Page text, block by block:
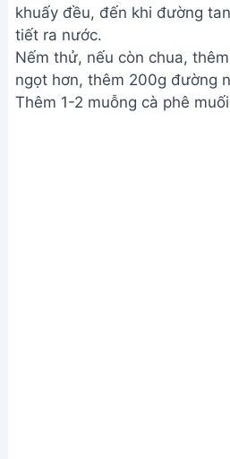
khuấy đều, đến khi đường
tiết ra nước.
Nếm thử, nếu còn chua,
ngọt hơn, thêm 200g đường
Thêm 1-2 muỗng cà phê